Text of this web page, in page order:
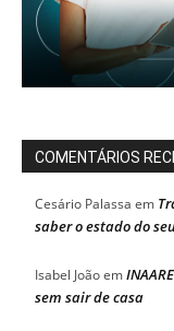
COMENTÁRIOS
Cesário Palassa em
saber o estado do
Isabel Joãoem
sem sair de casa